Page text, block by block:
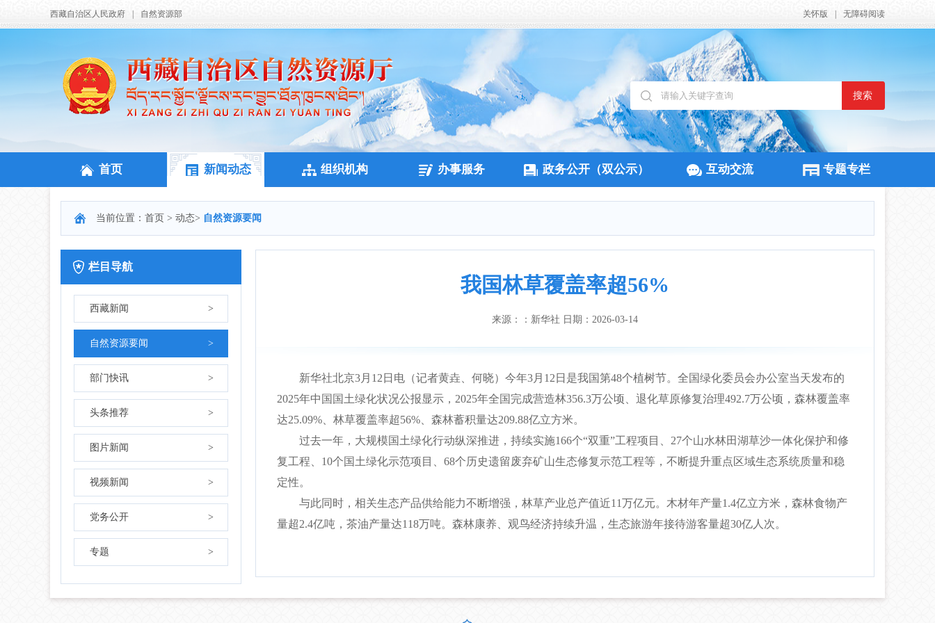
西藏自治区人民政府 自然资源部 无障碍阅读
关怀版
搜索
首页 新闻动态 组织机构 办事服务 政务公开（双公示） 互动交流 专题专栏
当前位置： 首页 > 动态> 自然资源要闻
栏目导航
西藏新闻 >
自然资源要闻 >
部门快讯 >
头条推荐 >
图片新闻 >
视频新闻 >
党务公开 >
专题 >
我国林草覆盖率超56%
来源： ：新华社 日期： 2026-03-14
新华社北京3月12日电（记者黄垚、何晓）今年3月12日是我国第48个植树节。全国绿化委员会办公室当天发布的
2025年中国国土绿化状况公报显示，2025年全国完成营造林356.3万公顷、退化草原修复治理492.7万公顷，森林覆盖率
达25.09%、林草覆盖率超56%、森林蓄积量达209.88亿立方米。
过去一年，大规模国土绿化行动纵深推进，持续实施166个“双重”工程项目、27个山水林田湖草沙一体化保护和修
复工程、10个国土绿化示范项目、68个历史遗留废弃矿山生态修复示范工程等，不断提升重点区域生态系统质量和稳
定性。
与此同时，相关生态产品供给能力不断增强，林草产业总产值近11万亿元。木材年产量1.4亿立方米，森林食物产
量超2.4亿吨，茶油产量达118万吨。森林康养、观鸟经济持续升温，生态旅游年接待游客量超30亿人次。